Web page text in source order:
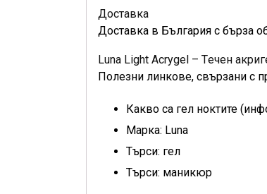
Доставка
Доставка в България с бърза
Luna Light Acrygel – Tечен
Полезни линкове, свързани с
Какво са гел ноктите
Марка: Luna
Търси: гел
Търси: маникюр